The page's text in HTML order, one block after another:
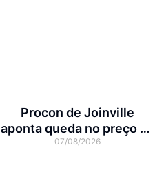
Procon de Joinville
aponta queda no preço da
cesta básica em agosto
07/08/2026